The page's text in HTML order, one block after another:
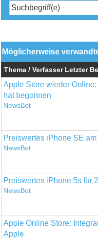
Möglicherweise
Thema / Verfasser Letzter
Apple Store wieder
hat begonnen
NewsBot
Preiswertes iPhone SE
NewsBot
Preiswertes iPhone 5s für
NewsBot
Apple Online Store:
Apple